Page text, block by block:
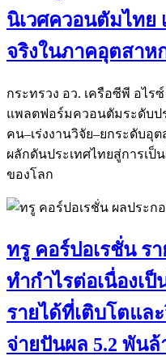
นิเวศควอนตัมไทย
จริงในภาคอุตสาห
กระทรวง อว. เครือซีพี อไร
แพลตฟอร์มควอนตัมระดับป
คน–เร่งงานวิจัย–ยกระดับอุ
ผลักดันประเทศไทยสู่การเป็
ของโลก
ทรู คอร์ปอเรชั่น ร
ทำกำไรต่อเนื่องเ
รายได้ที่เติบโตแล
จ่ายปันผล 5.2 พัน